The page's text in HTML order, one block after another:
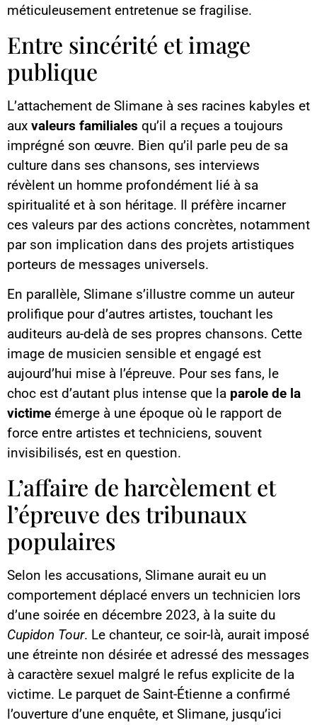
méticuleusement entretenue se fragilise.
Entre sincérité et image
publique
L’attachement de Slimane à ses racines kabyles et
aux valeurs familiales qu’il a reçues a toujours
imprégné son œuvre. Bien qu’il parle peu de sa
culture dans ses chansons, ses interviews
révèlent un homme profondément lié à sa
spiritualité et à son héritage. Il préfère incarner
ces valeurs par des actions concrètes, notamment
par son implication dans des projets artistiques
porteurs de messages universels.
En parallèle, Slimane s’illustre comme un auteur
prolifique pour d’autres artistes, touchant les
auditeurs au-delà de ses propres chansons. Cette
image de musicien sensible et engagé est
aujourd’hui mise à l’épreuve. Pour ses fans, le
choc est d’autant plus intense que la parole de la
victime émerge à une époque où le rapport de
force entre artistes et techniciens, souvent
invisibilisés, est en question.
L’affaire de harcèlement et
l’épreuve des tribunaux
populaires
Selon les accusations, Slimane aurait eu un
comportement déplacé envers un technicien lors
d’une soirée en décembre 2023, à la suite du
Cupidon Tour. Le chanteur, ce soir-là, aurait imposé
une étreinte non désirée et adressé des messages
à caractère sexuel malgré le refus explicite de la
victime. Le parquet de Saint-Étienne a confirmé
l’ouverture d’une enquête, et Slimane, jusqu’ici